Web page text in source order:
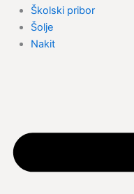
Školski pribor
Šolje
Nakit